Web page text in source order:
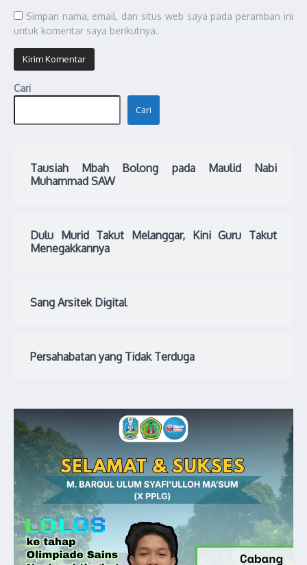
Simpan nama, email, dan situs web saya pada peramban ini
untuk komentar saya berikutnya.
Cari
Cari
Tausiah Mbah Bolong pada Maulid Nabi
Muhammad SAW
Dulu Murid Takut Melanggar, Kini Guru Takut
Menegakkannya
Sang Arsitek Digital
Persahabatan yang Tidak Terduga